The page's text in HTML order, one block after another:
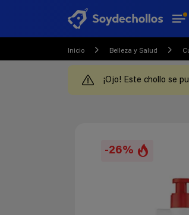
Inicio Belleza y Salud
¡Ojo! Este chollo se
-26%